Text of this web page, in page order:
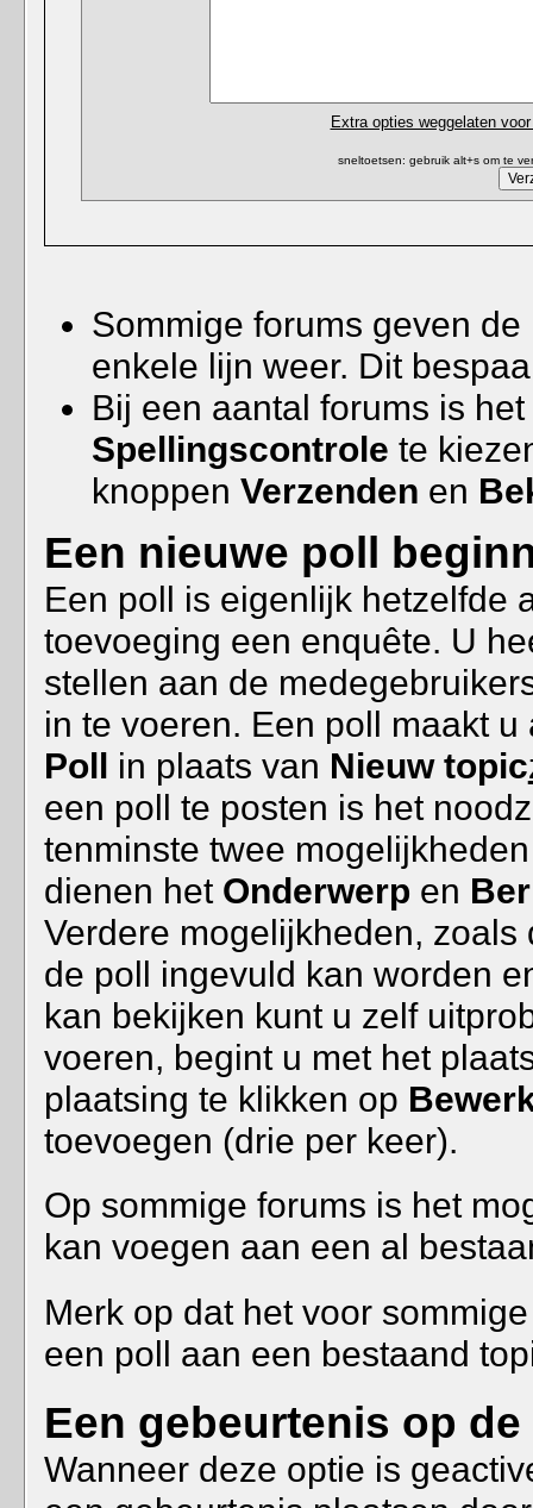
Extra opties weggelaten
sneltoetsen: gebruik alt+s om te
Sommige forums geven de
enkele lijn weer. Dit
Bij een aantal forums is
Spellingscontrole te
knoppen Verzenden en
Een nieuwe poll
Een poll is eigenlijk hetzelfde
toevoeging een enquête. U
stellen aan de
in te voeren. Een poll maakt
Poll in plaats van Nieuw topic
een poll te posten is het
tenminste twee
dienen het Onderwerp en
Verdere mogelijkheden,
de poll ingevuld kan worden
kan bekijken kunt u zelf
voeren, begint u met het
plaatsing te klikken op
toevoegen (drie per keer).
Op sommige forums is het
kan voegen aan een al
Merk op dat het voor
een poll aan een bestaand
Een gebeurtenis op
Wanneer deze optie is